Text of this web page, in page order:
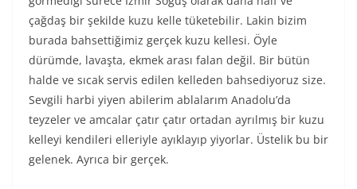
çağdaş bir şekilde kuzu kelle tüketebilir. Lakin bizim
burada bahsettiğimiz gerçek kuzu kellesi. Öyle
dürümde, lavaşta, ekmek arası falan değil. Bir bütün
halde ve sıcak servis edilen kelleden bahsediyoruz size.
Sevgili harbi yiyen abilerim ablalarım Anadolu’da
teyzeler ve amcalar çatır çatır ortadan ayrılmış bir kuzu
kelleyi kendileri elleriyle ayıklayıp yiyorlar. Üstelik bu bir
gelenek. Ayrıca bir gerçek.